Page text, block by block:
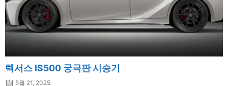
렉서스 IS500 궁극판 시승기
5월 21, 2025